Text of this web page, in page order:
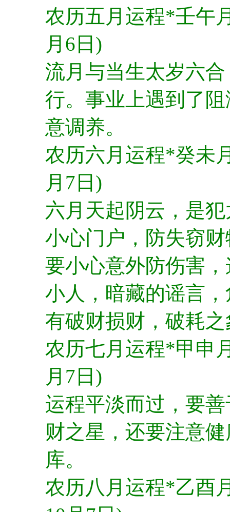
农历五月运程*壬午
月6日)
流月与当生太岁六
行。事业上遇到了
意调养。
农历六月运程*癸未
月7日)
六月天起阴云，是
小心门户，防失窃
要小心意外防伤害
小人，暗藏的谣言
有破财损财，破耗
农历七月运程*甲申
月7日)
运程平淡而过，要
财之星，还要注意
库。
农历八月运程*乙酉